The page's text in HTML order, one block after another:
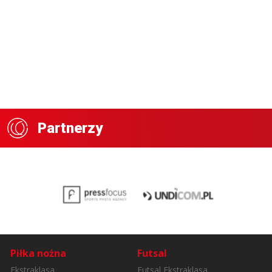
Partnerzy
Piłka nożna Futsal